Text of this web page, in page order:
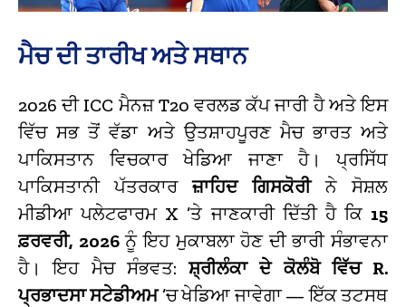
ਮੈਚ ਦੀ ਤਾਰੀਖ ਅਤੇ ਸਥਾਨ
2026 ਦੀ ICC ਮੈਨਜ਼ T20 ਵਰਲਡ ਕੱਪ ਜਾਰੀ ਹੈ ਅਤੇ ਇਸ
ਵਿੱਚ ਸਭ ਤੋਂ ਵੱਡਾ ਅਤੇ ਉਤਸ਼ਾਹਪੂਰਣ ਮੈਚ ਭਾਰਤ ਅਤੇ
ਪਾਕਿਸਤਾਨ ਵਿਚਕਾਰ ਖੇਡਿਆ ਜਾਣਾ ਹੈ। ਪ੍ਰਸਿੱਧ
ਪਾਕਿਸਤਾਨੀ ਪੱਤਰਕਾਰਜ਼ਾਹਿਦ ਗਿਸਕੋਰੀਨੇ ਸੋਸ਼ਲ
ਮੀਡੀਆ ਪਲੇਟਫਾਰਮ X ’ਤੇ ਜਾਣਕਾਰੀ ਦਿੱਤੀ ਹੈ ਕਿ 15
ਫ਼ਰਵਰੀ, 2026ਨੂੰ ਇਹ ਮੁਕਾਬਲਾ ਹੋਣ ਦੀ ਭਾਰੀ ਸੰਭਾਵਨਾ
ਹੈ। ਇਹ ਮੈਚ ਸੰਭਵਤ:ਸ਼੍ਰੀਲੰਕਾ ਦੇ ਕੋਲੰਬੋ ਵਿੱਚ R.
ਪ੍ਰਭਾਦਸਾ ਸਟੇਡੀਅਮ’ਚ ਖੇਡਿਆ ਜਾਵੇਗਾ — ਇੱਕ ਤਟਸਥ